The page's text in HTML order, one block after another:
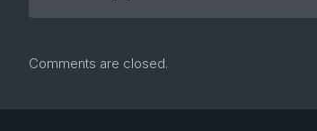
Comments are closed.